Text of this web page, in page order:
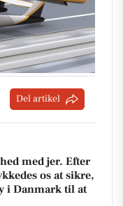
Del artikel
med jer. Efter
os at sikre,
i Danmark til at